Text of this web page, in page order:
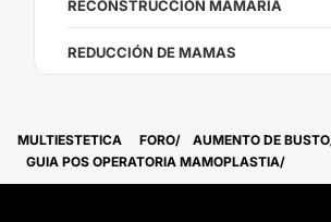
RECONSTRUCCIÓN MAMARIA
REDUCCIÓN DE MAMAS
MULTIESTETICA FORO
AUMENTO DE BUSTO
GUIA POS OPERATORIA MAMOPLASTIA